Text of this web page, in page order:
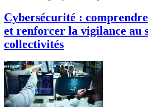
Cybersécurité : comprendre
et renforcer la vigilance au
collectivités